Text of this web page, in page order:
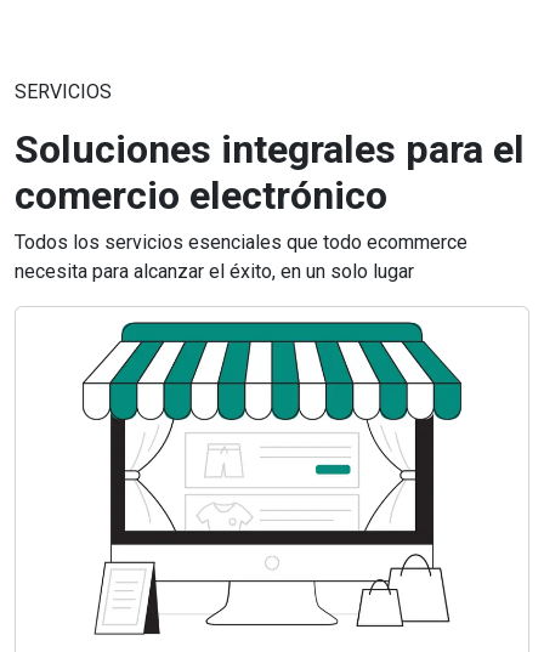
SERVICIOS
Soluciones integrales para el
comercio electrónico
Todos los servicios esenciales que todo ecommerce
necesita para alcanzar el éxito, en un solo lugar